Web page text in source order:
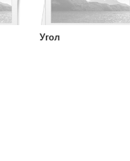
Угол